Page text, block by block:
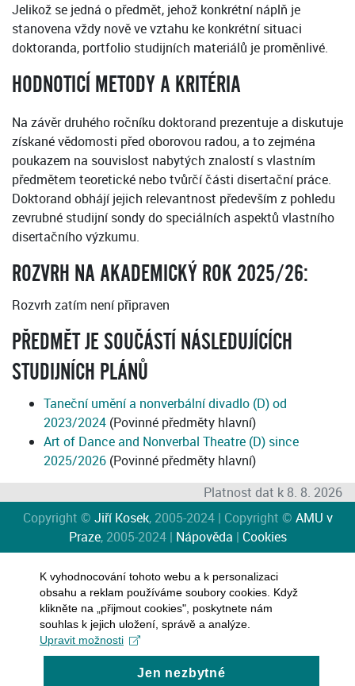
Jelikož se jedná o předmět, jehož konkrétní náplň je
stanovena vždy nově ve vztahu ke konkrétní situaci
doktoranda, portfolio studijních materiálů je proměnlivé.
HODNOTICÍ METODY A KRITÉRIA
Na závěr druhého ročníku doktorand prezentuje a diskutuje
získané vědomosti před oborovou radou, a to zejména
poukazem na souvislost nabytých znalostí s vlastním
předmětem teoretické nebo tvůrčí části disertační práce.
Doktorand obhájí jejich relevantnost především z pohledu
zevrubné studijní sondy do speciálních aspektů vlastního
disertačního výzkumu.
ROZVRH NA AKADEMICKÝ ROK 2025/26:
Rozvrh zatím není připraven
PŘEDMĚT JE SOUČÁSTÍ NÁSLEDUJÍCÍCH
STUDIJNÍCH PLÁNŮ
Taneční umění a nonverbální divadlo (D) od
2023/2024 (Povinné předměty hlavní)
Art of Dance and Nonverbal Theatre (D) since
2025/2026 (Povinné předměty hlavní)
Platnost dat k 8. 8. 2026
Copyright © Jiří Kosek, 2005-2024 | Copyright © AMU v
Praze, 2005-2024 | Nápověda | Cookies
K vyhodnocování tohoto webu a k personalizaci
obsahu a reklam používáme soubory cookies. Když
klikněte na „přijmout cookies", poskytnete nám
souhlas k jejich uložení, správě a analýze.
Upravit možnosti
Jen nezbytné